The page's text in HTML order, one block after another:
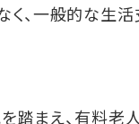
、一般的な生
踏まえ、有料